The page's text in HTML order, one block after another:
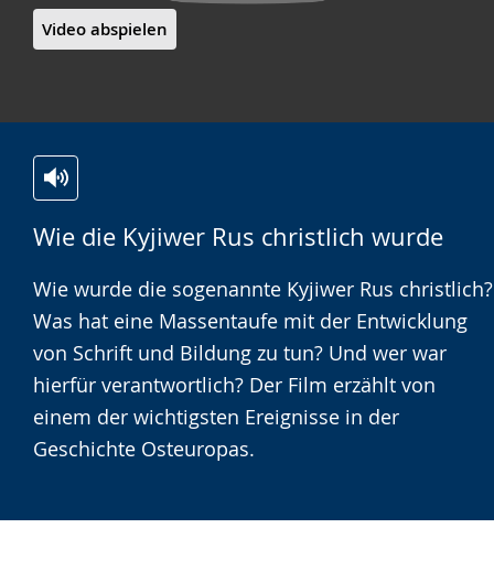
Video abspielen
Wie die Kyjiwer Rus christlich wurde
Leichten
Sprache
wechseln.
Audio-
Unterstützung.
Video
in
Deutscher
Gebärdensprache
wird
angezeigt.
Wie wurde die sogenannte Kyjiwer Rus christlich?
Was hat eine Massentaufe mit der Entwicklung
von Schrift und Bildung zu tun? Und wer war
hierfür verantwortlich? Der Film erzählt von
einem der wichtigsten Ereignisse in der
Geschichte Osteuropas.